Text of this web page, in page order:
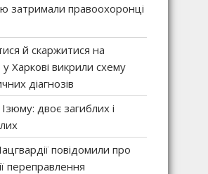
затримали правоохоронці
й скаржитися на
Харкові викрили схему
діагнозів
двоє загиблих і
повідомили про
переправлення